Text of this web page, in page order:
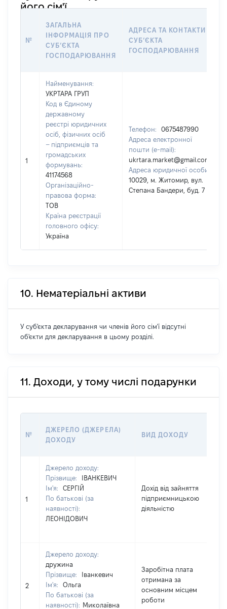
його сім'ї
№
ЗАГАЛЬНА
ІНФОРМАЦІЯ ПРО
СУБʼЄКТА
ГОСПОДАРЮВАННЯ
АДРЕСА ТА КОНТАКТИ
СУБʼЄКТА
ГОСПОДАРЮВАННЯ
1
Найменування:
УКРТАРА ГРУП
Код в Єдиному
державному
реєстрі юридичних
осіб, фізичних осіб
– підприємців та
громадських
формувань:
41174568
Організаційно-
правова форма:
ТОВ
Країна реєстрації
головного офісу:
Україна
Телефон:
0675487990
Адреса електронної
пошти (e-mail):
ukrtara.market@gmail.com
Адреса юридичної особи:
10029, м. Житомир, вул.
Степана Бандери, буд. 7
10. Нематеріальні активи
У суб'єкта декларування чи членів його сім'ї відсутні
об'єкти для декларування в цьому розділі.
11. Доходи, у тому числі подарунки
№
ДЖЕРЕЛО (ДЖЕРЕЛА)
ДОХОДУ
ВИД ДОХОДУ
1
Джерело доходу:
Прізвище:
ІВАНКЕВИЧ
Ім'я:
СЕРГІЙ
По батькові (за
наявності):
ЛЕОНІДОВИЧ
Дохід від зайняття
підприємницькою
діяльністю
2
Джерело доходу:
дружина
Прізвище:
Іванкевич
Ім'я:
Ольга
По батькові (за
наявності): Миколаївна
Заробітна плата
отримана за
основним місцем
роботи